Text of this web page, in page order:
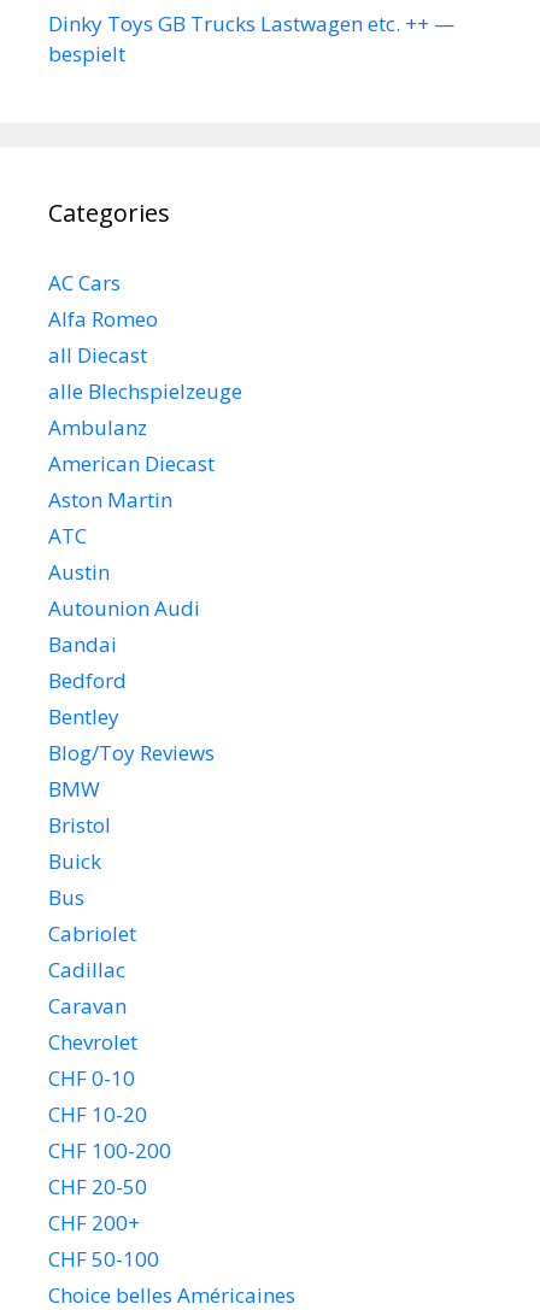
Dinky Toys GB Trucks Lastwagen etc. ++ —
bespielt
Categories
AC Cars
Alfa Romeo
all Diecast
alle Blechspielzeuge
Ambulanz
American Diecast
Aston Martin
ATC
Austin
Autounion Audi
Bandai
Bedford
Bentley
Blog/Toy Reviews
BMW
Bristol
Buick
Bus
Cabriolet
Cadillac
Caravan
Chevrolet
CHF 0-10
CHF 10-20
CHF 100-200
CHF 20-50
CHF 200+
CHF 50-100
Choice belles Américaines